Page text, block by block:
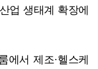
업 생태계 확장에
에서 제조·헬스케